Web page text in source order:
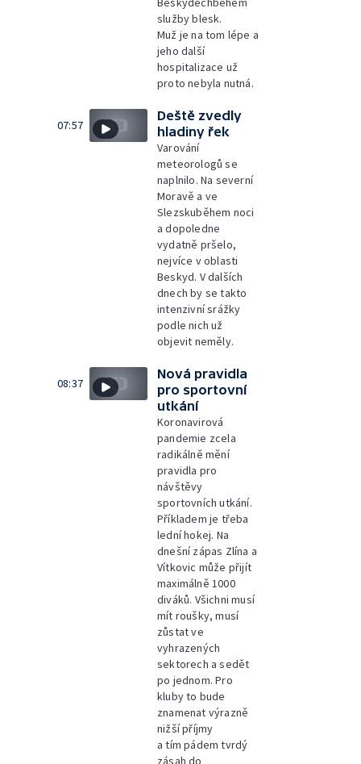
služby blesk.
Muž je na tom lépe a
jeho další
hospitalizace už
proto nebyla nutná.
07:57
Deště zvedly
hladiny řek
Varování
meteorologů se
naplnilo. Na severní
Moravě a ve
Slezskuběhem noci
a dopoledne
vydatně pršelo,
nejvíce v oblasti
Beskyd. V dalších
dnech by se takto
intenzivní srážky
podle nich už
objevit neměly.
08:37
Nová pravidla
pro sportovní
utkání
Koronavirová
pandemie zcela
radikálně mění
pravidla pro
návštěvy
sportovních utkání.
Příkladem je třeba
lední hokej. Na
dnešní zápas Zlína a
Vítkovic může přijít
maximálně 1000
diváků. Všichni musí
mít roušky, musí
zůstat ve
vyhrazených
sektorech a sedět
po jednom. Pro
kluby to bude
znamenat výrazně
nižší příjmy
a tím pádem tvrdý
zásah do